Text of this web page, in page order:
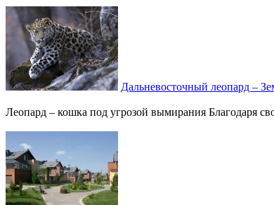
Дальневосточный леопард –
Леопард – кошка под угрозой вымирания Благодаря